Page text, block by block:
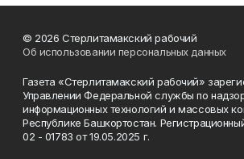
© 2026 Стерлитамакский рабочий
Об использовании персональных данных
Газета «Стерлитамакский рабочий»
Управлении Федеральной службы по
информационных технологий и массовых
Республике Башкортостан.
02 - 01783 от 19.05.2025 г.